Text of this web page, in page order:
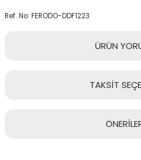
Ref. No: FERODO-DDF1223
ÜRÜN
TAKSİT